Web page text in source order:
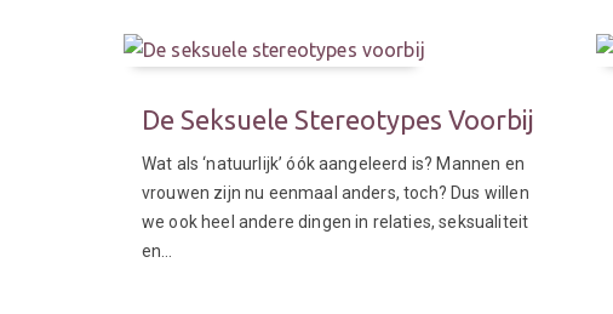
De Seksuele Stereotypes Voorbij
Wat als ‘natuurlijk’ óók aangeleerd is? Mannen en
vrouwen zijn nu eenmaal anders, toch? Dus willen
we ook heel andere dingen in relaties, seksualiteit
en…